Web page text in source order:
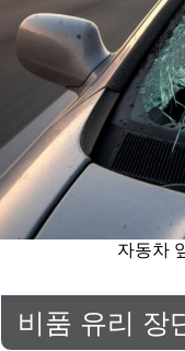
자동차
비품 유리 장